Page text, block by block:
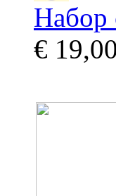
Набор
€ 19,00